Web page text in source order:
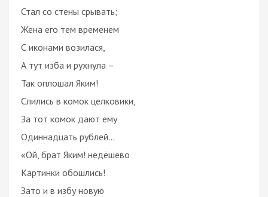
Стал со стены срывать;
Жена его тем временем
С иконами возилася,
А тут изба и рухнула –
Так оплошал Яким!
Слились в комок целковики,
За тот комок дают ему
Одиннадцать рублей…
«Ой, брат Яким! недёшево
Картинки обошлись!
Зато и в избу новую